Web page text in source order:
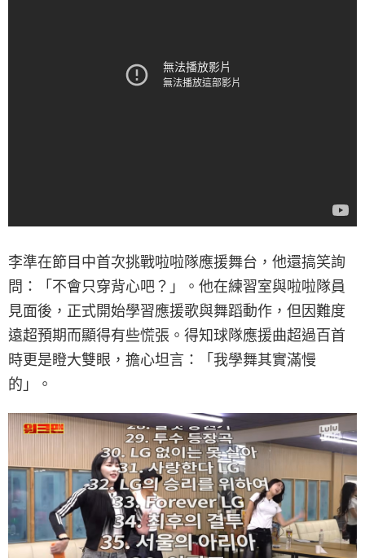
李準在節目中首次挑戰啦啦隊應援舞台，他還搞笑詢
問：「不會只穿背心吧？」。他在練習室與啦啦隊員
見面後，正式開始學習應援歌與舞蹈動作，但因難度
遠超預期而顯得有些慌張。得知球隊應援曲超過百首
時更是瞪大雙眼，擔心坦言：「我學舞其實滿慢
的」。